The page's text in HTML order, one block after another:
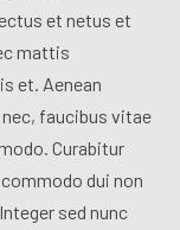
et netus et
mattis
et. Aenean
faucibus vitae
Curabitur
dui non
sed nunc